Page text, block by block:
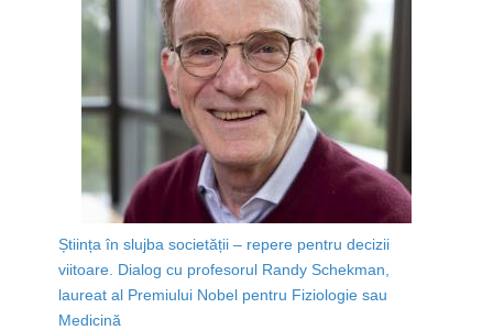
Știința în slujba societății – repere pentru decizii
viitoare. Dialog cu profesorul Randy Schekman,
laureat al Premiului Nobel pentru Fiziologie sau
Medicină